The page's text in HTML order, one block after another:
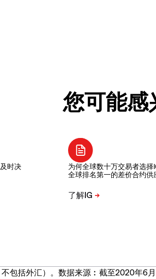
您可能
时决
为何全球数十万交易者选择
全球排名第一的差价合约供
包括外汇）。数据来源︰截至2020年6月